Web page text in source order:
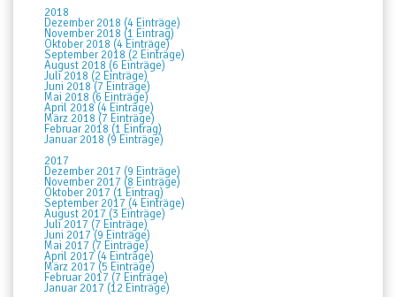
2018
Dezember 2018 (4 Einträge)
November 2018 (1 Eintrag)
Oktober 2018 (4 Einträge)
September 2018 (2 Einträge)
August 2018 (6 Einträge)
Juli 2018 (2 Einträge)
Juni 2018 (7 Einträge)
Mai 2018 (6 Einträge)
April 2018 (4 Einträge)
März 2018 (7 Einträge)
Februar 2018 (1 Eintrag)
Januar 2018 (9 Einträge)
2017
Dezember 2017 (9 Einträge)
November 2017 (8 Einträge)
Oktober 2017 (1 Eintrag)
September 2017 (4 Einträge)
August 2017 (3 Einträge)
Juli 2017 (7 Einträge)
Juni 2017 (9 Einträge)
Mai 2017 (7 Einträge)
April 2017 (4 Einträge)
März 2017 (5 Einträge)
Februar 2017 (7 Einträge)
Januar 2017 (12 Einträge)